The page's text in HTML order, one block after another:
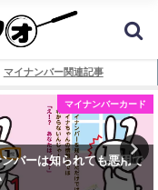
マイナンバー関連記事
マイナンバーカード
ンバーは知られても悪用で